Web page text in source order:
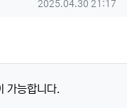
작성일
2025.04.30 21:17
가능합니다.